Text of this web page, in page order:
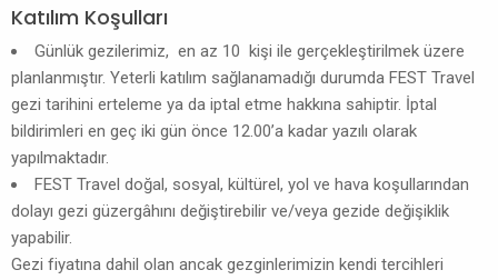
Katılım Koşulları
Günlük gezilerimiz, en az 10 kişi ile gerçekleştirilmek üzere
planlanmıştır. Yeterli katılım sağlanamadığı durumda FEST Travel
gezi tarihini erteleme ya da iptal etme hakkına sahiptir. İptal
bildirimleri en geç iki gün önce 12.00’a kadar yazılı olarak
yapılmaktadır.
FEST Travel doğal, sosyal, kültürel, yol ve hava koşullarından
dolayı gezi güzergâhını değiştirebilir ve/veya gezide değişiklik
yapabilir.
Gezi fiyatına dahil olan ancak gezginlerimizin kendi tercihleri